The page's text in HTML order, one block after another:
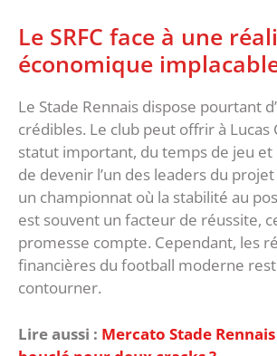
Le SRFC face à une
économique
‎Le Stade Rennais dispose pourtant
crédibles. Le club peut offrir à Lucas
statut important, du temps de jeu et
de devenir l’un des leaders du
un championnat où la stabilité au
est souvent un facteur de réussite,
promesse compte. ‎Cependant, les
financières du football moderne
contourner.
Lire aussi : Mercato Stade